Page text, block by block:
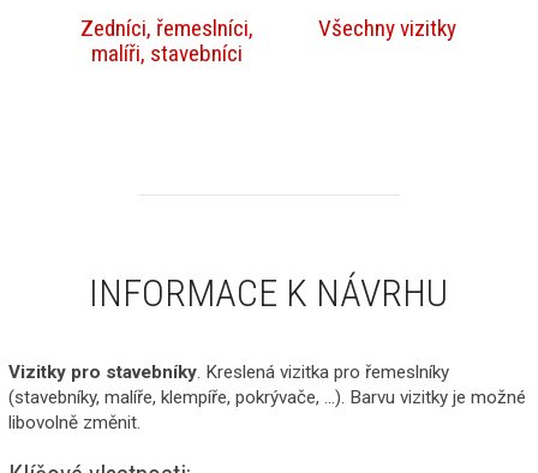
Zedníci, řemeslníci,
malíři, stavebníci
Všechny vizitky
INFORMACE K NÁVRHU
Vizitky pro stavebníky. Kreslená vizitka pro řemeslníky
(stavebníky, malíře, klempíře, pokrývače, ...). Barvu vizitky je možné
libovolně změnit.